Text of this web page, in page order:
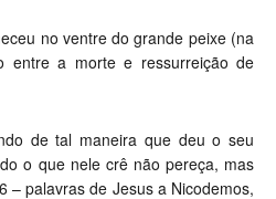
no ventre do grande peixe (na
entre a morte e ressurreição de
de tal maneira que deu o seu
o que nele crê não pereça, mas
–palavras de Jesus a Nicodemos,